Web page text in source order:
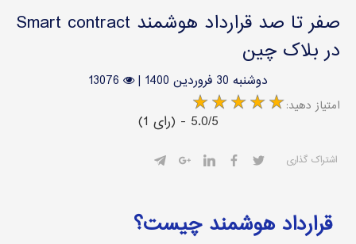
صفر تا صد قرارداد هوشمند Smart contract
در بلاک چین
دوشنبه 30 فروردین 1400 |
13076
:امتیاز دهید
(1 رای) - 5.0/5
اشتراک گذاری
قرارداد هوشمند چیست؟